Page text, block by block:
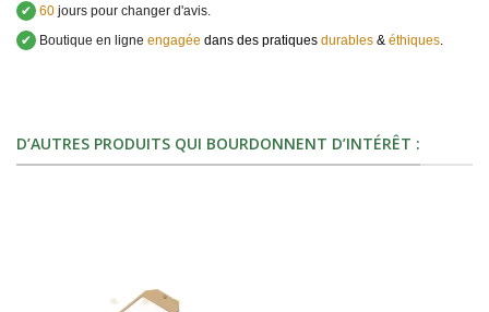
✔ 60 jours pour changer d'avis.
✔
Boutique en ligne engagée dans des pratiques durables & éthiques.
D’AUTRES PRODUITS QUI BOURDONNENT D’INTÉRÊT :